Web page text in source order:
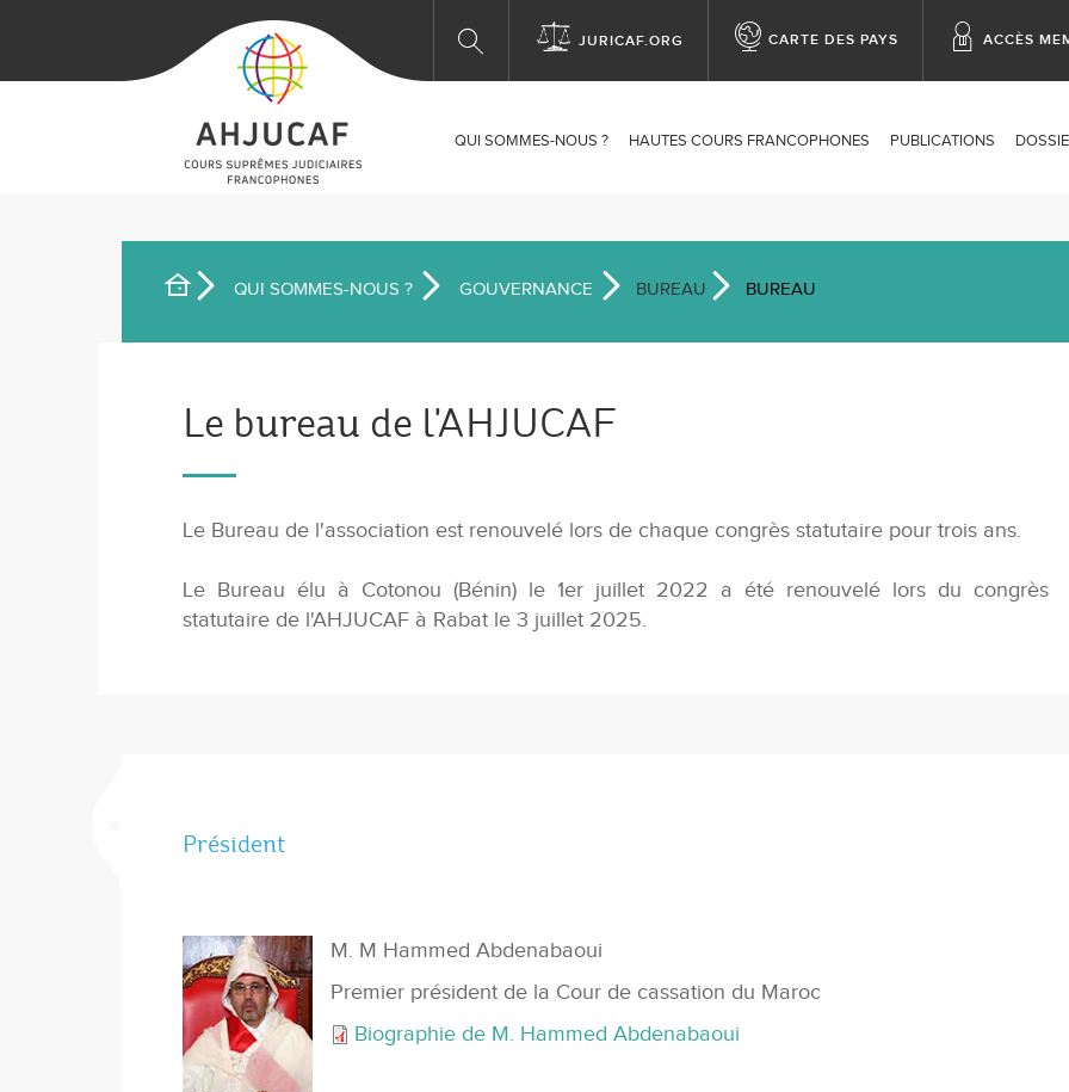
Top
Menu
JURICAF.ORG CARTE DES PAYS ACCÈS
Main
QUI SOMMES-NOUS ? HAUTES COURS FRANCOPHONES PUBLICATIONS
FIL
D'ARIANE
QUI SOMMES-NOUS ? GOUVERNANCE BUREAU BUREAU
Le bureau de l'AHJUCAF
Le Bureau de l'association est renouvelé lors de chaque congrès statutaire pour trois ans.
Le Bureau élu à Cotonou (Bénin) le 1er juillet 2022 a été renouvelé lors du congrès
statutaire de l'AHJUCAF à Rabat le 3 juillet 2025.
Président
M. M Hammed Abdenabaoui
Premier président de la Cour de cassation du Maroc
Biographie de M. Hammed Abdenabaoui